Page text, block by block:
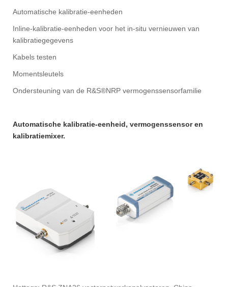
Automatische kalibratie-eenheden
Inline-kalibratie-eenheden voor het in-situ vernieuwen van
kalibratiegegevens
Kabels testen
Momentsleutels
Ondersteuning van de R&S®NRP vermogenssensorfamilie
Automatische kalibratie-eenheid, vermogenssensor en
kalibratiemixer.